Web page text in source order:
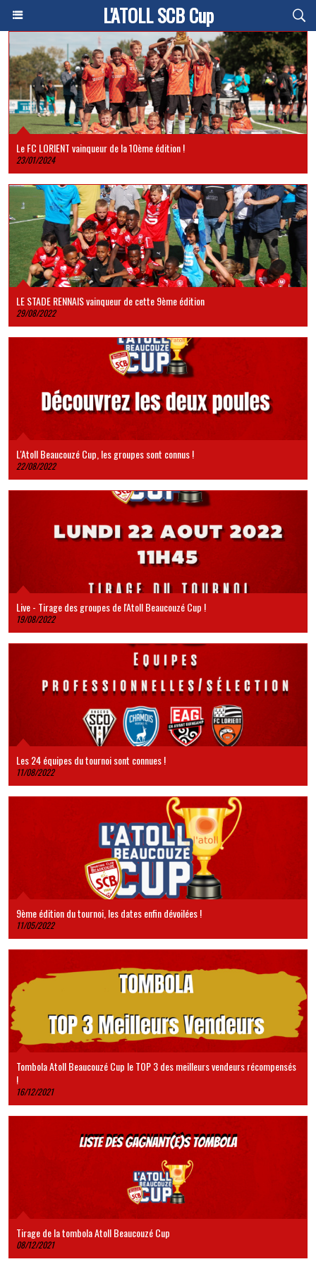
L'ATOLL SCB Cup
Le FC LORIENT vainqueur de la 10ème édition !
23/01/2024
LE STADE RENNAIS vainqueur de cette 9ème édition
29/08/2022
L'Atoll Beaucouzé Cup, les groupes sont connus !
22/08/2022
Live - Tirage des groupes de l'Atoll Beaucouzé Cup !
19/08/2022
Les 24 équipes du tournoi sont connues !
11/08/2022
9ème édition du tournoi, les dates enfin dévoilées !
11/05/2022
Tombola Atoll Beaucouzé Cup le TOP 3 des meilleurs vendeurs récompensés
!
16/12/2021
Tirage de la tombola Atoll Beaucouzé Cup
08/12/2021